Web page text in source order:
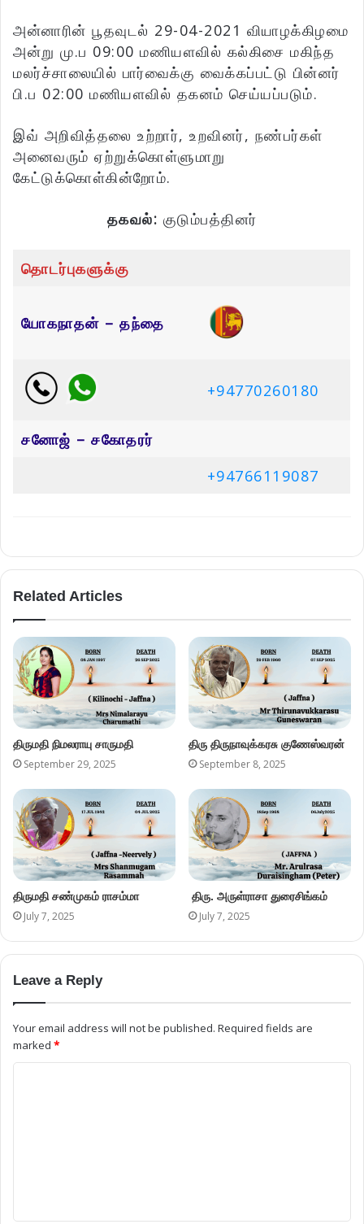
அன்னாரின் பூதவுடல் 29-04-2021 வியாழக்கிழமை
அன்று மு.ப 09:00 மணியளவில் கல்கிசை மகிந்த
மலர்ச்சாலையில் பார்வைக்கு வைக்கப்பட்டு பின்னர்
பி.ப 02:00 மணியளவில் தகனம் செய்யப்படும்.
இவ் அறிவித்தலை உற்றார், உறவினர், நண்பர்கள்
அனைவரும் ஏற்றுக்கொள்ளுமாறு
கேட்டுக்கொள்கின்றோம்.
தகவல்: குடும்பத்தினர்
தொடர்புகளுக்கு
யோகநாதன் – தந்தை
+94770260180
சனோஜ் – சகோதரர்
+94766119087
Related Articles
திருமதி நிமலராயு சாருமதி
September 29, 2025
திரு திருநாவுக்கரசு குணேஸ்வரன்
September 8, 2025
திருமதி சண்முகம் ராசம்மா
July 7, 2025
திரு. அருள்ராசா துரைசிங்கம்
July 7, 2025
Leave a Reply
Your email address will not be published. Required fields are
marked *